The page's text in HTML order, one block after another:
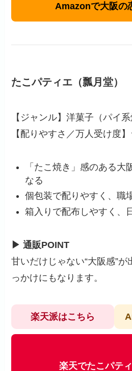
Amazonで大阪の
たこパティエ（瓢月堂）
【ジャンル】洋菓子（パイ系
【配りやすさ／万人受け
「たこ焼き」感のある大
なる
個包装で配りやすく、職
箱入りで配布しやすく、
▶ 通販POINT
甘いだけじゃない“大阪感”が
っかけにもなります。
楽天派はこちら
楽天でたこパテ